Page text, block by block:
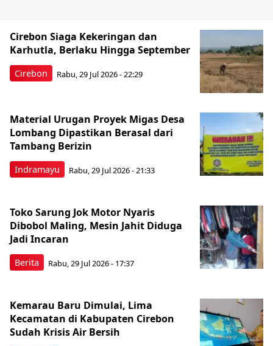
Cirebon
Cirebon Siaga Kekeringan dan
Karhutla, Berlaku Hingga September
Rabu, 29 Jul 2026 - 22:29
Indramayu
Material Urugan Proyek Migas Desa
Lombang Dipastikan Berasal dari
Tambang Berizin
Rabu, 29 Jul 2026 - 21:33
Berita
Toko Sarung Jok Motor Nyaris
Dibobol Maling, Mesin Jahit Diduga
Jadi Incaran
Rabu, 29 Jul 2026 - 17:37
Kemarau Baru Dimulai, Lima
Kecamatan di Kabupaten Cirebon
Sudah Krisis Air Bersih